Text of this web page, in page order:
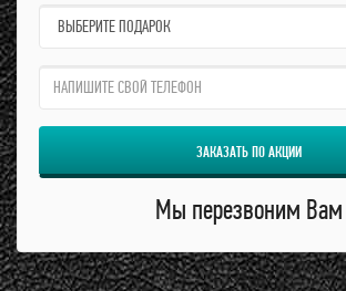
name:
qzw:
ЗАКАЗАТЬ ПО АКЦИИ
Мы перезвоним Вам